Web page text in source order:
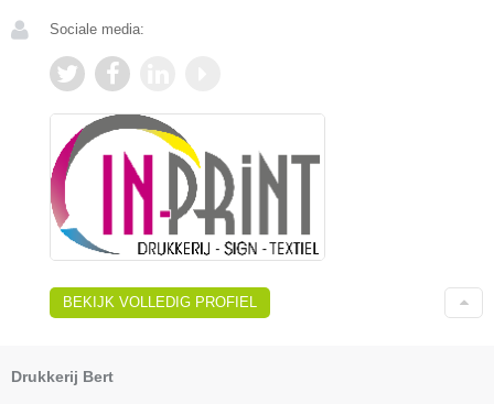
Sociale media:
BEKIJK VOLLEDIG PROFIEL
Drukkerij Bert